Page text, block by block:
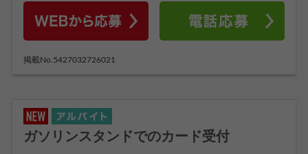
掲載No.5427032726021
ガソリンスタンドでのカード受付